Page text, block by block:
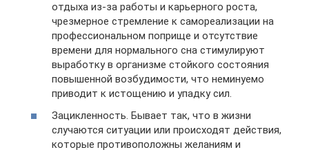
отдыха из-за работы и карьерного роста,
чрезмерное стремление к самореализации на
профессиональном поприще и отсутствие
времени для нормального сна стимулируют
выработку в организме стойкого состояния
повышенной возбудимости, что неминуемо
приводит к истощению и упадку сил.
Зацикленность. Бывает так, что в жизни
случаются ситуации или происходят действия,
которые противоположны желаниям и